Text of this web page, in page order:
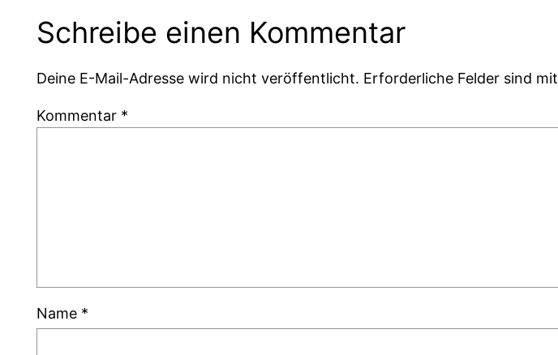
Schreibe einen Kommentar
Deine E-Mail-Adresse wird nicht veröffentlicht. Erforderliche Felder sind mit
Kommentar *
Name *